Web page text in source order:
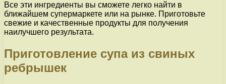
Все эти ингредиенты вы сможете легко найти в
ближайшем супермаркете или на рынке. Приготовьте
свежие и качественные продукты для получения
наилучшего результата.
Приготовление супа из свиных
ребрышек